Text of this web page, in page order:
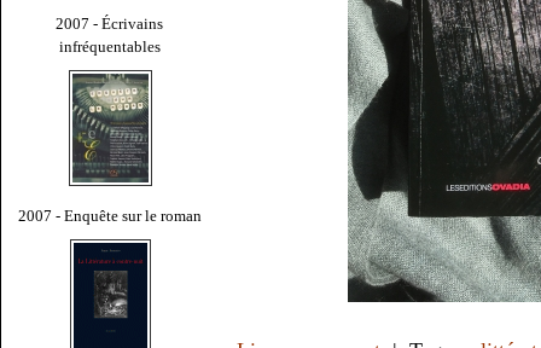
2007 - Écrivains
infréquentables
2007 - Enquête sur le roman